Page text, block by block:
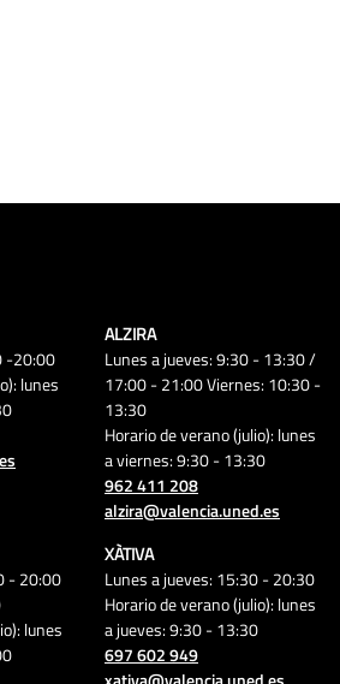
-20:00
lunes
ALZIRA
Lunes a jueves: 9:30 - 13:30 /
17:00 - 21:00 Viernes: 10:30 -
13:30
Horario de verano (julio): lunes
a viernes: 9:30 - 13:30
962 411 208
alzira@valencia.uned.es
- 20:00
lunes
XÀTIVA
Lunes a jueves: 15:30 - 20:30
Horario de verano (julio): lunes
a jueves: 9:30 - 13:30
697 602 949